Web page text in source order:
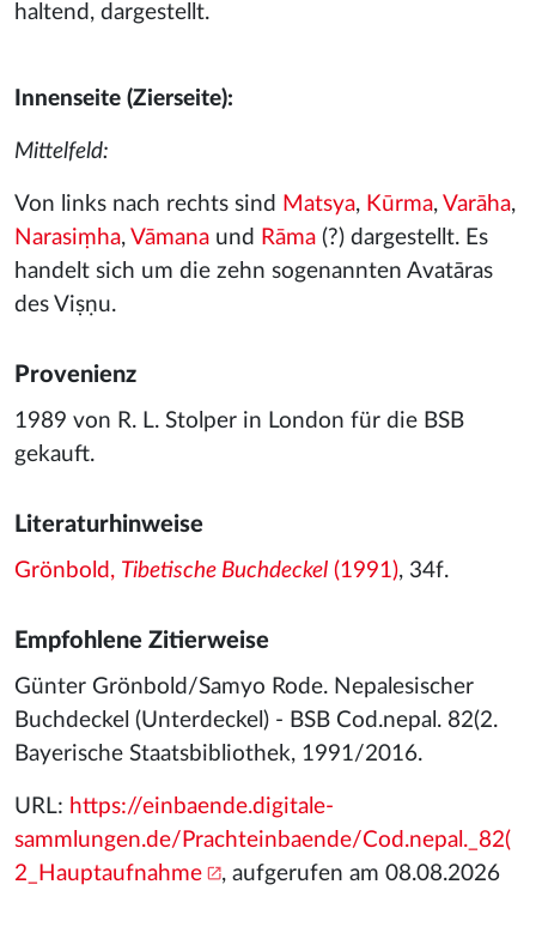
haltend, dargestellt.
Innenseite (Zierseite):
Mittelfeld:
Von links nach rechts sind Matsya, Kūrma, Varāha,
Narasiṃha, Vāmana und Rāma (?) dargestellt. Es
handelt sich um die zehn sogenannten Avatāras
des Viṣṇu.
Provenienz
1989 von R. L. Stolper in London für die BSB
gekauft.
Literaturhinweise
Grönbold, Tibetische Buchdeckel (1991), 34f.
Empfohlene Zitierweise
Günter Grönbold/Samyo Rode. Nepalesischer
Buchdeckel (Unterdeckel) - BSB Cod.nepal. 82(2.
Bayerische Staatsbibliothek, 1991/2016.
URL: https://einbaende.digitale-
sammlungen.de/Prachteinbaende/Cod.nepal._82(
2_Hauptaufnahme
, aufgerufen am 08.08.2026